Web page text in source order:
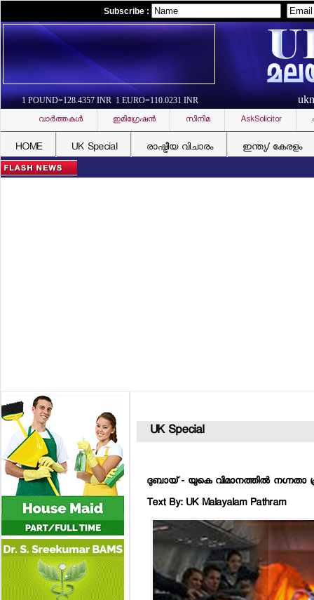
Subscribe :
1 POUND=128.4357 INR 1 EURO=110.0231 INR
വാര്‍ത്തകള്‍ ഇമിഗ്രേഷന്‍ സിനിമ AskSolicitor
HOME UK Special രാഷ്ട്രീയ വിചാരം ഇന്ത്യ/ കേരളം
UK Special
ദുബായ് - യുകെ വിമാനത്തില്‍ നഗ്നതാ
Text By: UK Malayalam Pathram